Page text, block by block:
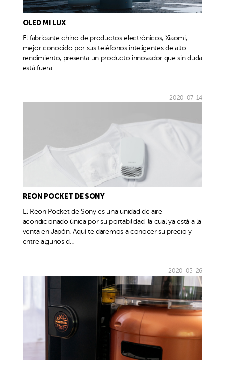
OLED MI LUX
El fabricante chino de productos electrónicos, Xiaomi,
mejor conocido por sus teléfonos inteligentes de alto
rendimiento, presenta un producto innovador que sin duda
está fuera ...
2020-07-14
REON POCKET DE SONY
El Reon Pocket de Sony es una unidad de aire
acondicionado única por su portabilidad, la cual ya está a la
venta en Japón. Aquí te daremos a conocer su precio y
entre algunos d...
2020-05-26